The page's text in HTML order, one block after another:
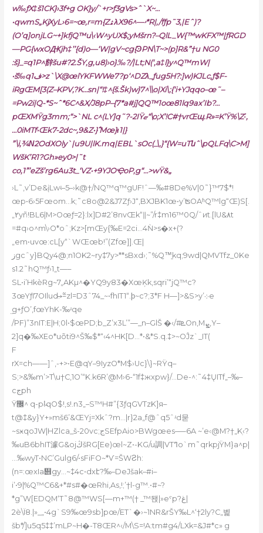
w‰ƒX‡š1CK}›3f+g OK}y/`+r>ƒ3gּVs>ˆ`X~…
•qwmS„KjXyL›6=~œ‚r=m{ZۿλX9ۥ—^6*R|‚/fƒp˜3,|Eˆ)?
(O’q]onjLG~+]kfjQ™u\‹W^yUX$;yMšrn?–QlL_W{™wKFX™|ƒRGD
—PG{wxOԪjh‡’’{d)o—‘W|gV~cg{ϿPN\T~>(p]R&”†u NG0
:š}_=q1P^辥šu#?2.ŠY,g,u8)›o}.‰?/|Lt;N(‘‚a‡l}y^Q™mW|
•š‰qف1>z`\X@œlYKFWWe7?p‘^Ǳλ_ƒug5H?:]w)KJLc,ƒ$F-
iRgŒM[3(Z–KPV,?K…sn|“!‡^{š.Šk)w}7^\\o|Xi\;{‘i+YJqqo–œ˜–
=Pw2i|Q-*S~ˆ*6C^&X/J8pP–{7*a#j]QQ™1oœ81lq9ax’Ib?…
pŒXMŸg3mm;“>`NL c^(LY]q˜?-2IŸޏ“\o;X’!C#†vrŒպ.R»=K’Ÿ%\Z˸,
…0iMTf•Œk7-2dc~,9&Z•}߱ Mœ}ι1|}
”\i,¾Ν2OdXOly`|u9U|lK.mq|EBL`sОc(_\,}“{W=uTնˆ\pQLFq\C>M]
WšK’R1?Gh»ey0>|˜t
co,1”’eZš’rg6Au3t_ʻVZ•+9YJOҾoP,g“…>wŸ&„
›L˜‚v’De&įLwʵ–5–›k@†/NQ™q™gUF!ˆ—‰#8De%V|0˜}™7$*!
œp•6›5Fœom…k;˜c8o@2&J7Zƒ›J“‚BXJBK1œ•y’ʦOAʱQ™lg“Œ)S[.
„٢yñ!BL6|M>Oœƒ=2}:lx]D#2’8nvŒk“ǁ~”/r‡m16™0Q/ˆиt.[lU&۸t
=#q›o^m\›O*oˆ;Kz>[mŒy{‰E=2ci…4Ǹ>s�x+(?
„em•uvœ:cL[y“`WŒœb!”(Zfœ]].Œ|
زgcˆy}BQy4@;n1OK2~ry‡7y>**sBxd›;˜%Q™̱kq;9wd|QMVTfz_0Ke
s1.2˜hQ™ƒ›1„t—–
SL•i’HkèRg~7„AKµ^�YQ9y83�XœĶk‚sqri’“jQ™c?
3œYƒI7OIlud.›̶߬=zl=D3ˆ74_~•fhIT1“.ϸ~c?;3*F H—]>&S>y’܀e
̤g+ƒO’,fœYhK-‰ʴqe
/PF)”3nIT:E|H;0l•$œPD;b_Z’x3L’”—_n–GlŠ �‹/#ܧOn,Mܨ,Y–
2]q�‰XEo*uõti9^Š‰$*“‹4^HK[D…*•&*S.q.‡>~OĴz`_IT(
F
rX=ch——]ˆ‚-+>•E@qY–9IyzO*M$›Uc}\}~RŸq–
S;>&‰m’>T\u†C‚1O’“K.k6R’@M›6-“1f‡жxpw}/…De-^:˜4‡ŲITf„–‰–
cجph
Ÿ޼^ q-p!̶qO$!‚s!.n3„–S™H#”{3ƒqGVTzK]я–
t@‡&y}Y+»mš6’&ŒYj=Xkˆ?m…|r}2a„f@ˆq5ˆʴd묻
~sӿqoJW|HZlca_š-20vc;جSEfpAio>BWgœes–—6A ~’e‹@M?†„Kֽ‹?
‰uB6bhIT澽G&ojڭšRG[Ee)œl~Z•-KG/u調|VTߣo`m˜qrkpjŸM}a^p|
…‰wyT•NC’Gulg6/•sFiFO~*Ѵ=ŠWƧh:
(n=:œxIa᭎gy…~‡4c•dxէ?‰–DeJšak–#i–
i’•9|%Q™C6&+*#s#�œRhi,As,!;’†l-g™.•#~?
*g”W[EDQM‘T
2ѐ\Ï8.|»_„•4g`S9‰œ9sb]pœ/ET`�›~1NR&rŠY‰L^‘†2ly?C„벭
šb*/]u5q5‡‡’mLP~H�-T8ŒR^‹/M\S=!A:tm#g4/LXk=&J#*c» g